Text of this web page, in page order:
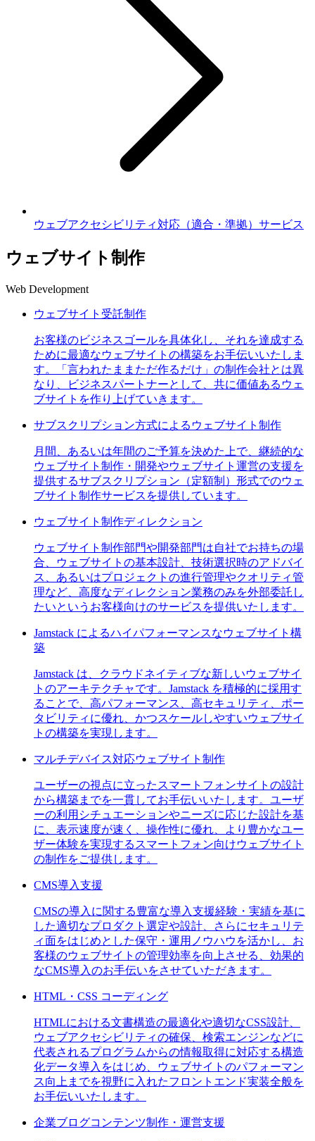
ウェブアクセシビリティ対応（適合・準拠）サービス
ウェブサイト制作
Web Development
ウェブサイト受託制作
お客様のビジネスゴールを具体化し、それを達成する
ために最適なウェブサイトの構築をお手伝いいたしま
す。「言われたままただ作るだけ」の制作会社とは異
なり、ビジネスパートナーとして、共に価値あるウェ
ブサイトを作り上げていきます。
サブスクリプション方式によるウェブサイト制作
月間、あるいは年間のご予算を決めた上で、継続的な
ウェブサイト制作・開発やウェブサイト運営の支援を
提供するサブスクリプション（定額制）形式でのウェ
ブサイト制作サービスを提供しています。
ウェブサイト制作ディレクション
ウェブサイト制作部門や開発部門は自社でお持ちの場
合、ウェブサイトの基本設計、技術選択時のアドバイ
ス、あるいはプロジェクトの進行管理やクオリティ管
理など、高度なディレクション業務のみを外部委託し
たいというお客様向けのサービスを提供いたします。
Jamstack によるハイパフォーマンスなウェブサイト構
築
Jamstack は、クラウドネイティブな新しいウェブサイ
トのアーキテクチャです。Jamstack を積極的に採用す
ることで、高パフォーマンス、高セキュリティ、ポー
タビリティに優れ、かつスケールしやすいウェブサイ
トの構築を実現します。
マルチデバイス対応ウェブサイト制作
ユーザーの視点に立ったスマートフォンサイトの設計
から構築までを一貫してお手伝いいたします。ユーザ
ーの利用シチュエーションやニーズに応じた設計を基
に、表示速度が速く、操作性に優れ、より豊かなユー
ザー体験を実現するスマートフォン向けウェブサイト
の制作をご提供します。
CMS導入支援
CMSの導入に関する豊富な導入支援経験・実績を基に
した適切なプロダクト選定や設計、さらにセキュリテ
ィ面をはじめとした保守・運用ノウハウを活かし、お
客様のウェブサイトの管理効率を向上させる、効果的
なCMS導入のお手伝いをさせていただきます。
HTML・CSS コーディング
HTMLにおける文書構造の最適化や適切なCSS設計、
ウェブアクセシビリティの確保、検索エンジンなどに
代表されるプログラムからの情報取得に対応する構造
化データ導入をはじめ、ウェブサイトのパフォーマン
ス向上までを視野に入れたフロントエンド実装全般を
お手伝いいたします。
企業ブログコンテンツ制作・運営支援